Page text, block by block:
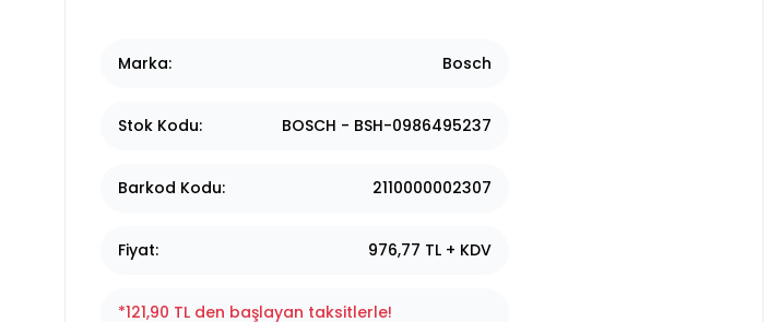
Marka Bosch
Stok Kodu BOSCH - BSH-0986495237
Barkod Kodu 2110000002307
Fiyat 976,77 TL + KDV
*121,90 TL den başlayan taksitlerle!